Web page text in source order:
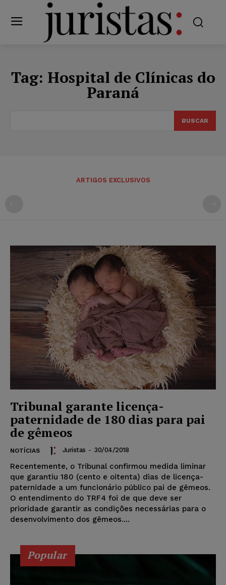
Tag: Hospital de Clínicas do
Paraná
BUSCAR
ARTIGOS EXCLUSIVOS
Tribunal garante licença-
paternidade de 180 dias para pai
de gêmeos
NOTÍCIAS Juristas - 30/04/2018
Recentemente, o Tribunal confirmou medida liminar
que garantiu 180 (cento e oitenta) dias de licença-
paternidade a um funcionário público pai de gêmeos.
O entendimento do TRF4 foi de que deve ser
prioridade garantir as condições necessárias para o
desenvolvimento dos gêmeos....
Popular